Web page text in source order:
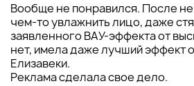
Вообще не понравился. После
чем-то увлажнить лицо, даже
заявленного ВАУ-эффекта от
нет, имела даже лучший эффект
Елизавеки.
Реклама сделала свое дело.